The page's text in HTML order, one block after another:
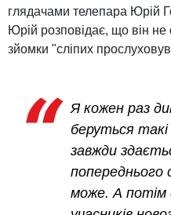
глядачами телепара Юрій
Юрій розповідає, що він не
зйомки "сліпих
Я кожен раз
беруться
завжди
попереднього
може. А потім